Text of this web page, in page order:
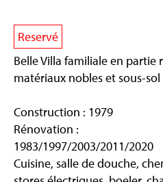
Reservé
Belle Villa familiale en partie
matériaux nobles et sous-
Construction : 1979
Rénovation :
1983/1997/2003/2011/2020
Cuisine, salle de douche,